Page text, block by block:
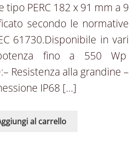
tipo PERC 182 x 91 mm a 9
secondo le normative
61730.Disponibile in vari
fino a 550 Wp
Resistenza alla grandine –
IP68 […]
al carrello